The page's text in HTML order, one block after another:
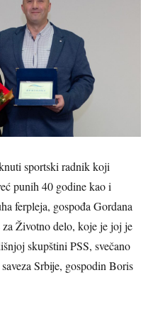
sportski radnik koji
punih 40 godine kao i
ferpleja, gospođa Gordana
Životno delo, koje je joj je
skupštini PSS, svečano
Srbije, gospodin Boris